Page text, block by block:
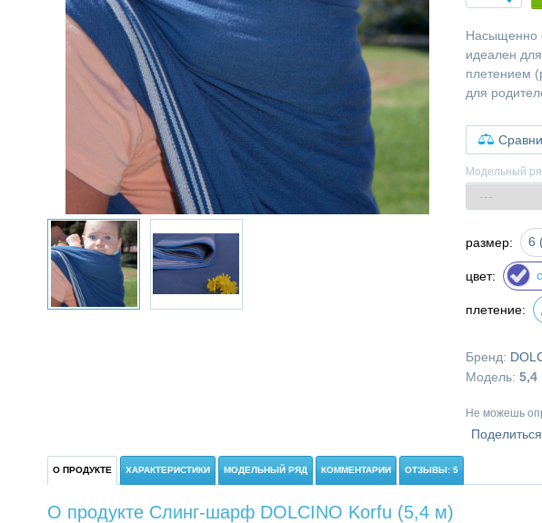
Насыщенно
идеален
плетением
для
Модельный
размер: 6
цвет:
плетение:
Бренд:
Модель: 5,4
Не можешь
Поделиться
О ПРОДУКТЕ ХАРАКТЕРИСТИКИ МОДЕЛЬНЫЙ РЯД КОММЕНТАРИИ ОТЗЫВЫ: 5
О продукте Слинг-шарф DOLCINO Korfu (5,4 м)